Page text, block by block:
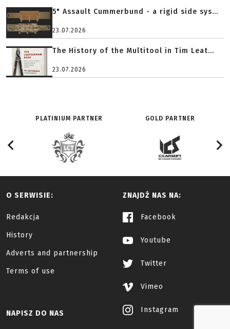
5" Assault Cummerbund - a rigid side sys...
23.07.2026
The History of the Multitool in Tim Leat...
23.07.2026
PLATINIUM PARTNER GOLD PARTNER
O SERWISIE:
Redakcja
History
Adverts and partnership
Terms of use
ZNAJDŹ NAS NA:
Facebook
Youtube
Twitter
Vimeo
Instagram
NAPISZ DO NAS